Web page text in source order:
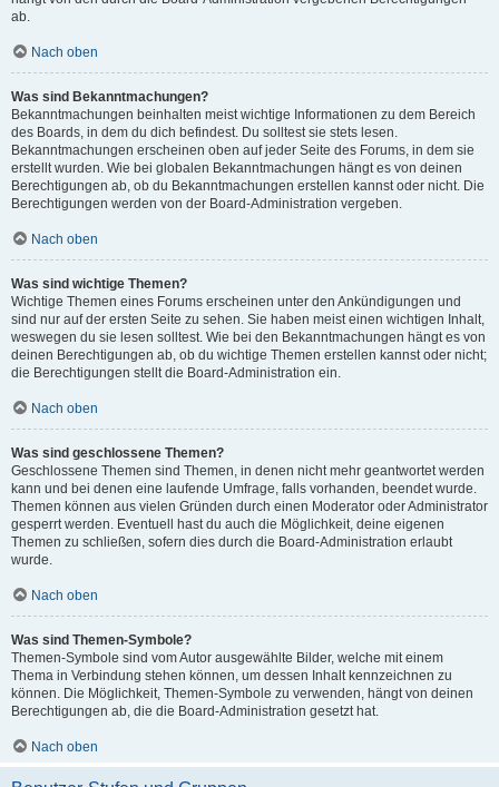
ab.
Nach oben
Was sind Bekanntmachungen?
Bekanntmachungen beinhalten meist wichtige Informationen zu dem Bereich
des Boards, in dem du dich befindest. Du solltest sie stets lesen.
Bekanntmachungen erscheinen oben auf jeder Seite des Forums, in dem sie
erstellt wurden. Wie bei globalen Bekanntmachungen hängt es von deinen
Berechtigungen ab, ob du Bekanntmachungen erstellen kannst oder nicht. Die
Berechtigungen werden von der Board-Administration vergeben.
Nach oben
Was sind wichtige Themen?
Wichtige Themen eines Forums erscheinen unter den Ankündigungen und
sind nur auf der ersten Seite zu sehen. Sie haben meist einen wichtigen Inhalt,
weswegen du sie lesen solltest. Wie bei den Bekanntmachungen hängt es von
deinen Berechtigungen ab, ob du wichtige Themen erstellen kannst oder nicht;
die Berechtigungen stellt die Board-Administration ein.
Nach oben
Was sind geschlossene Themen?
Geschlossene Themen sind Themen, in denen nicht mehr geantwortet werden
kann und bei denen eine laufende Umfrage, falls vorhanden, beendet wurde.
Themen können aus vielen Gründen durch einen Moderator oder Administrator
gesperrt werden. Eventuell hast du auch die Möglichkeit, deine eigenen
Themen zu schließen, sofern dies durch die Board-Administration erlaubt
wurde.
Nach oben
Was sind Themen-Symbole?
Themen-Symbole sind vom Autor ausgewählte Bilder, welche mit einem
Thema in Verbindung stehen können, um dessen Inhalt kennzeichnen zu
können. Die Möglichkeit, Themen-Symbole zu verwenden, hängt von deinen
Berechtigungen ab, die die Board-Administration gesetzt hat.
Nach oben